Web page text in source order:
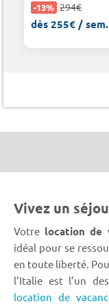
-13% 294€
dès 255€ / sem.
Vivez un
Votre location de
idéal pour se
en toute liberté.
l’Italie est l’un
location de